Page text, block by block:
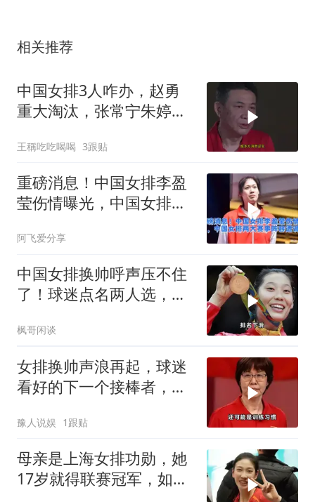
相关推荐
中国女排3人咋办，赵勇
重大淘汰，张常宁朱婷咋
王稱吃吃喝喝 3跟贴
重磅消息！中国女排李盈
莹伤情曝光，中国女排两
阿飞爱分享
中国女排换帅呼声压不住
了！球迷点名两人选，朱
枫哥闲谈
女排换帅声浪再起，球迷
看好的下一个接棒者，反
豫人说娱 1跟贴
母亲是上海女排功勋，她
17岁就得联赛冠军，如今